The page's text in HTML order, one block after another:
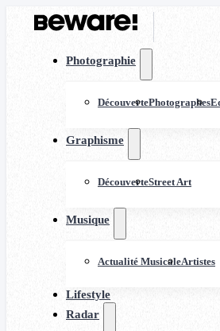
Photographie
DécouvertePhotographes
Graphisme
DécouverteStreet Art
Musique
Actualité MusicaleArtistes
Lifestyle
Radar